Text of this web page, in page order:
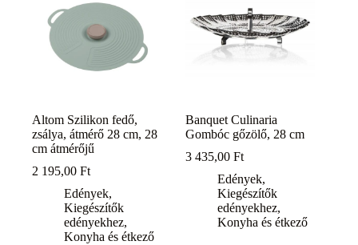
Altom Szilikon fedő,
zsálya, átmérő 28 cm, 28
cm átmérőjű
2 195,00 Ft
Edények,
Kiegészítők
edényekhez,
Konyha és étkező
Banquet Culinaria
Gombóc gőzölő, 28 cm
3 435,00Ft
Edények,
Kiegészítők
edényekhez,
Konyha és étkező